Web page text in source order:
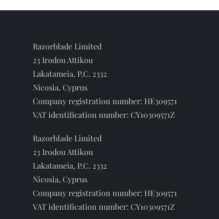
t
a
v
i
g
a
t
i
o
Razorblade Limited
23 Irodou Attikou
Lakatameia, P.C. 2332
Nicosia, Cyprus
Company registration number: HE309571
VAT identification number: CY10309571Z
Razorblade Limited
23 Irodou Attikou
Lakatameia, P.C. 2332
Nicosia, Cyprus
Company registration number: HE309571
VAT identification number: CY10309571Z